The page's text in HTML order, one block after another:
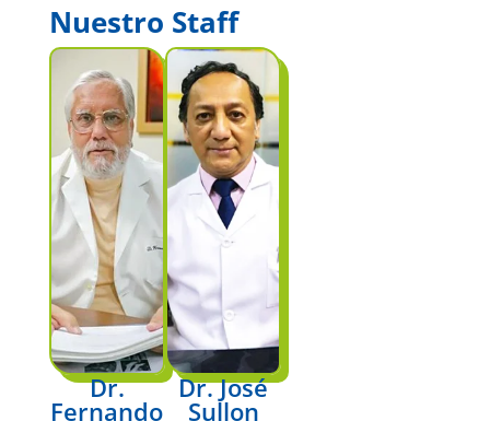
Nuestro Staff
Dr.
Fernando
Dr. José
Sullon